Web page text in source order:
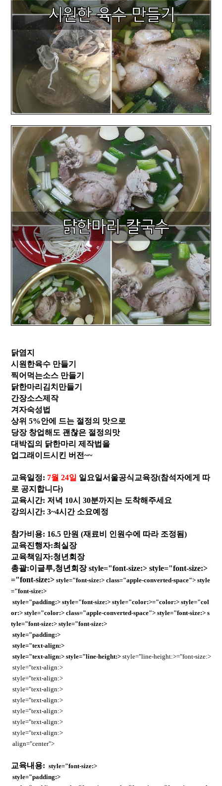
닭염지
시원한육수 만들기
찍어먹는소스 만들기
닭한마리김치만들기
간장소스제작
겨자숙성법
상위 5%안에 드는 절정의 맛으로
당장 창업해도 괜찮은 절정의맛
대박집의 닭한마리 제작법을
업그래이드시킨 버전~~
교육일정: 7월 24일 일요일서울공식교육장(참석자에게 따
로 공지합니다)
교육시간: 저녁 10시 30분까지는 도착해주세요
강의시간: 3~4시간 소요예정
참가비용: 16.5 만원 (재료비 인원수에 따라 조정됨)
교육진행자:최실장
교육책임자:청년회장
총괄:이글루,청년회장style="font-size:> style="font-size:>
="font-size:> style="font-size:> class="apple-converted-space"> style
="font-size:>
style="padding:> style="font-size:> style="color:>="color:> style="col
or:> style="color:> class="apple-converted-space"> style="font-size:> s
tyle="font-size:> style="font-size:>
style="padding:>
style="text-align:>
style="text-align:> style="line-height:> style="line-height:>="font-size:>
style="text-align:>
style="text-align:>
style="text-align:>
style="text-align:>
style="text-align:>
style="text-align:>
style="text-align:>
align="center">
교육내용: style="font-size:>
style="padding:>